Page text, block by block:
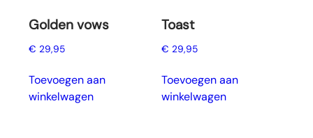
Golden vows
€ 29,95
Toevoegen aan
winkelwagen
Toast
€ 29,95
Toevoegen aan
winkelwagen